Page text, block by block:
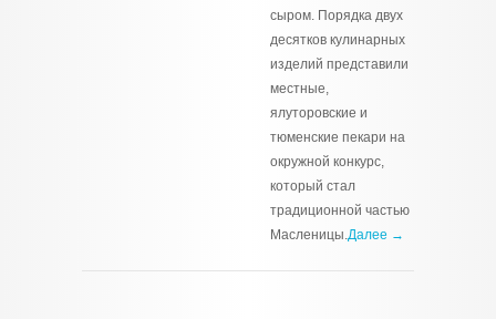
сыром. Порядка двух
десятков кулинарных
изделий представили
местные,
ялуторовские и
тюменские пекари на
окружной конкурс,
который стал
традиционной частью
Масленицы.Далее →